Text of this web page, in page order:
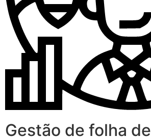
Gestão de folha de